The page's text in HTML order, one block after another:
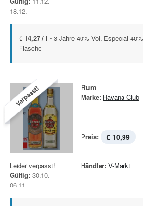
18.12.
€ 14,27 / l - 3 Jahre 40% Vol. Especial
Flasche
Verpasst! Rum
Marke: Havana Club
Preis: € 10,99
Leider verpasst!
Gültig: 30.10. -
06.11.
Händler: V-Markt